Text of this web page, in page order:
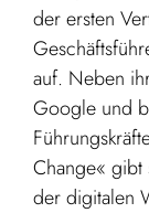
der ersten
auf. Neben
Google und
Change« gibt
der digitalen